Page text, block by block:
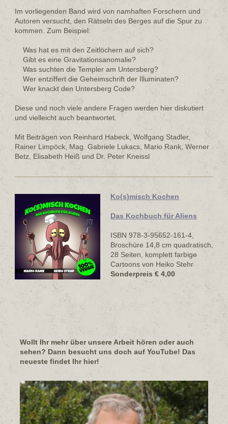
Im vorliegenden Band wird von namhaften Forschern und
Autoren versucht, den Rätseln des Berges auf die Spur zu
kommen. Zum Beispiel:
Was hat es mit den Zeitlöchern auf sich?
Gibt es eine Gravitationsanomalie?
Was suchten die Templer am Untersberg?
Wer entziffert die Geheimschrift der Illuminaten?
Wer knackt den Untersberg Code?
Diese und noch viele andere Fragen werden hier diskutiert
und vielleicht auch beantwortet.
Mit Beiträgen von Reinhard Habeck, Wolfgang Stadler,
Rainer Limpöck, Mag. Gabriele Lukacs, Mario Rank, Werner
Betz, Elisabeth Heiß und Dr. Peter Kneissl
Ko(s)misch Kochen
Das Kochbuch für Aliens
ISBN 978-3-95652-161-4,
Broschüre 14,8 cm quadratisch,
28 Seiten, komplett farbige
Cartoons von Heiko Stehr
Sonderpreis € 4,00
Wollt Ihr mehr über unsere Arbeit hören oder auch
sehen? Dann besucht uns doch auf YouTube! Das
neueste findet Ihr hier!